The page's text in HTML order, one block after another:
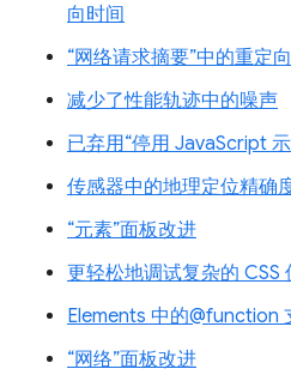
向时间
“网络请求摘要”中的重定向
减少了性能轨迹中的噪声
已弃用“停用 JavaScript
传感器中的地理定位精确
“元素”面板改进
更轻松地调试复杂的 CSS
Elements 中的@function
“网络”面板改进